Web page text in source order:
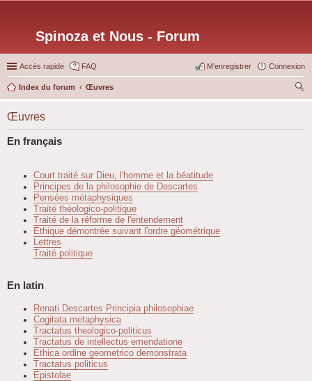
Spinoza et Nous - Forum
Accès rapide FAQ Connexion
M’enregistrer
Index du forum
Œuvres
Œuvres
En français
Court traité sur Dieu, l'homme et la béatitude
Principes de la philosophie de Descartes
Pensées métaphysiques
Traité théologico-politique
Traité de la réforme de l'entendement
Éthique démontrée suivant l'ordre géométrique
Lettres
Traité politique
En latin
Renati Descartes Principia philosophiae
Cogitata metaphysica
Tractatus theologico-politicus
Tractatus de intellectus emendatione
Ethica ordine geometrico demonstrata
Tractatus politicus
Epistolae